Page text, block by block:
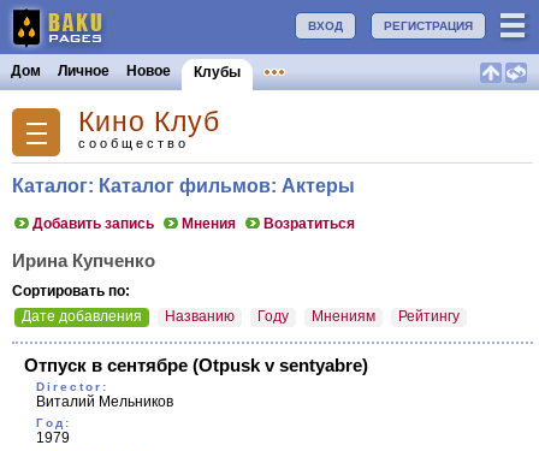
РЕГИСТРАЦИЯ
ВХОД
Дом Личное Новое Клубы
Кино Клуб
сообщество
Каталог: Каталог фильмов: Актеры
Добавить запись Мнения Возратиться
Ирина Купченко
Сортировать по:
Дате добавления
Названию Году Мнениям Рейтингу
Отпуск в сентябре (Otpusk v sentyabre)
Director:
Виталий Мельников
Год:
1979